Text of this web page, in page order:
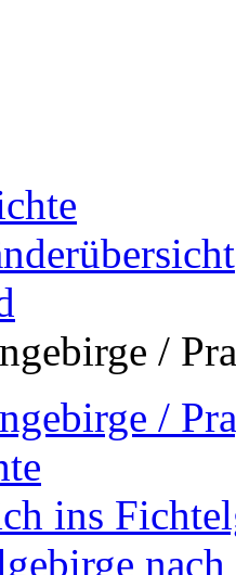
/
/
ins
nach